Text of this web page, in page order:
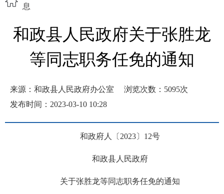
息
和政县人民政府关于张胜龙
等同志职务任免的通知
来源：和政县人民政府办公室 浏览次数： 5095次
发布时间：2023-03-10 10:28
和政府人〔2023〕12号
和政县人民政府
关于张胜龙等同志职务任免的通知